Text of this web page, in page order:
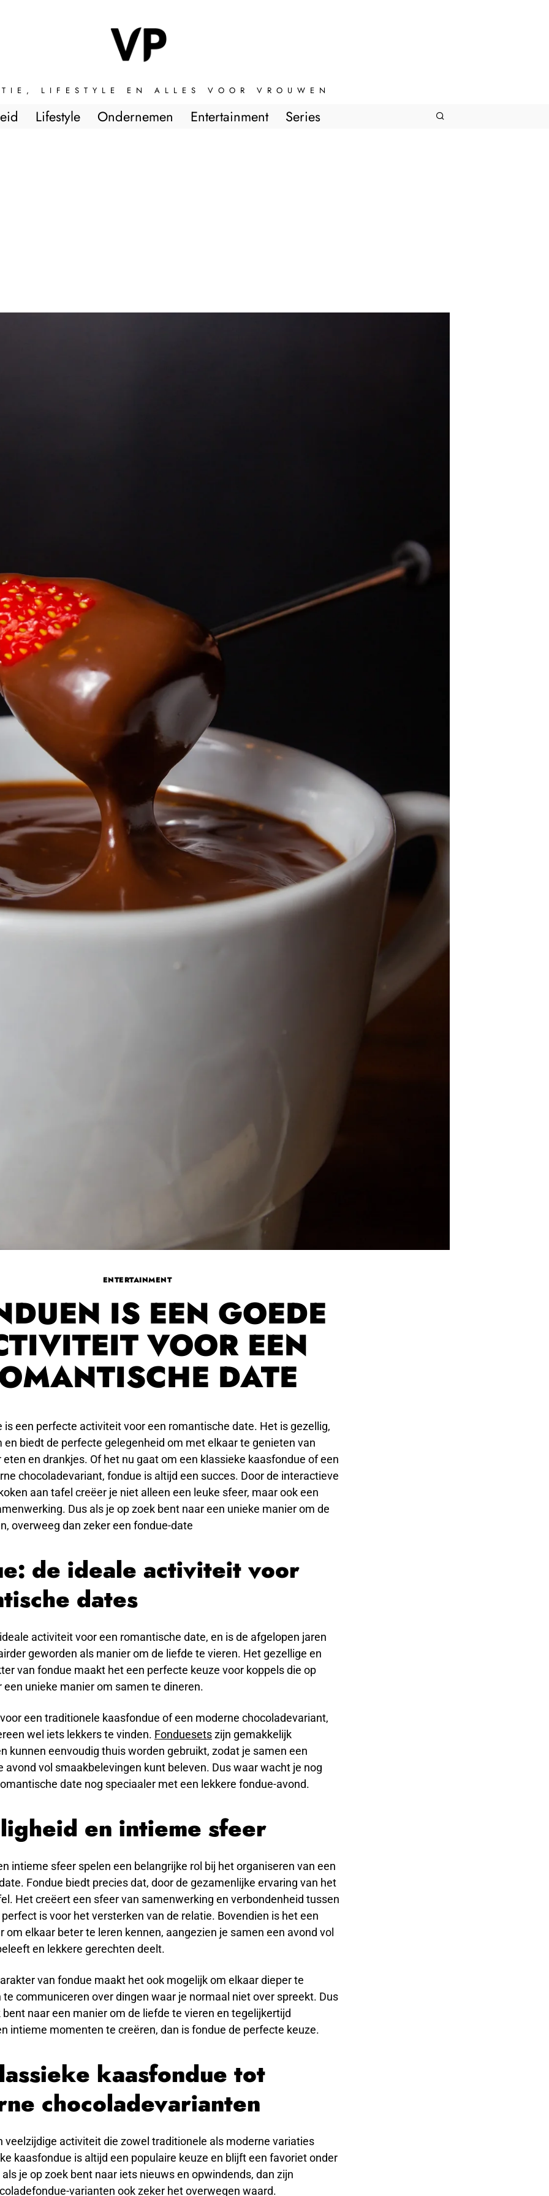
LIFESTYLE EN ALLES VOOR VROUWEN
Lifestyle Ondernemen Entertainment Series
ENTERTAINMENT
IS EEN GOEDE
VOOR EEN
DATE
is een perfecte activiteit voor een romantische date. Het is gezellig,
en biedt de perfecte gelegenheid om met elkaar te genieten van
eten en drankjes. Of het nu gaat om een klassieke kaasfondue of een
chocoladevariant, fondue is altijd een succes. Door de interactieve
aan tafel creëer je niet alleen een leuke sfeer, maar ook een
Dus als je op zoek bent naar een unieke manier om de
overweeg dan zeker een fondue-date
de ideale activiteit voor
dates
activiteit voor een romantische date, en is de afgelopen jaren
geworden als manier om de liefde te vieren. Het gezellige en
van fondue maakt het een perfecte keuze voor koppels die op
een unieke manier om samen te dineren.
een traditionele kaasfondue of een moderne chocoladevariant,
wel iets lekkers te vinden. Fonduesetszijn gemakkelijk
kunnen eenvoudig thuis worden gebruikt, zodat je samen een
avond vol smaakbelevingen kunt beleven. Dus waar wacht je nog
date nog speciaaler met een lekkere fondue-avond.
en intieme sfeer
intieme sfeer spelen een belangrijke rol bij het organiseren van een
Fondue biedt precies dat, door de gezamenlijke ervaring van het
Het creëert een sfeer van samenwerking en verbondenheid tussen
is voor het versterken van de relatie. Bovendien is het een
om elkaar beter te leren kennen, aangezien je samen een avond vol
en lekkere gerechten deelt.
van fondue maakt het ook mogelijk om elkaar dieper te
te communiceren over dingen waar je normaal niet over spreekt. Dus
bent naar een manier om de liefde te vieren en tegelijkertijd
intieme momenten te creëren, dan is fondue de perfecte keuze.
kaasfondue tot
chocoladevarianten
veelzijdige activiteit die zowel traditionele als moderne variaties
kaasfondue is altijd een populaire keuze en blijft een favoriet onder
als je op zoek bent naar iets nieuws en opwindends, dan zijn
varianten ook zeker het overwegen waard.